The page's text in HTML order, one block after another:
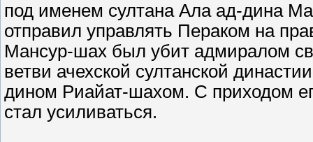
под именем султана Ала ад-дина
отправил управлять Пераком на
Мансур-шах был убит адмиралом
ветви ачехской султанской
дином Риайат-шахом. С приходом
стал усиливаться.